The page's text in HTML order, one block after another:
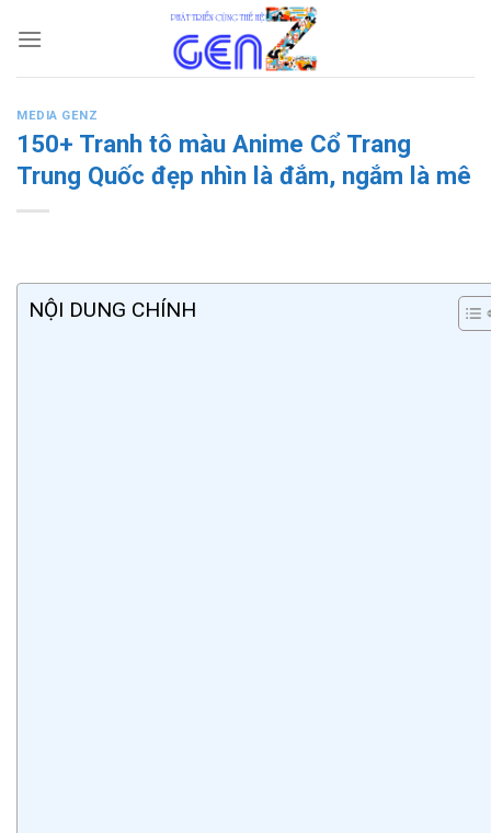
MEDIA GENZ
150+ Tranh tô màu Anime Cổ Trang
Trung Quốc đẹp nhìn là đắm, ngắm là mê
NỘI DUNG CHÍNH